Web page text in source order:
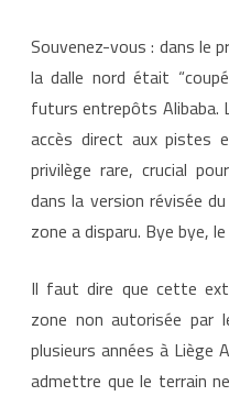
Souvenez-vous : dans le
la dalle nord était
futurs entrepôts Alibaba.
accès direct aux pistes
privilège rare, crucial
dans la version révisée
zone a disparu. Bye bye, le
Il faut dire que cette
zone non autorisée par
plusieurs années à
admettre que le terrain